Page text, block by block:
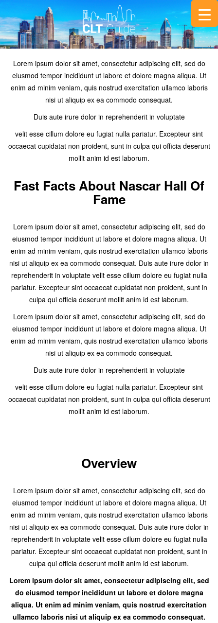
Lorem ipsum dolor sit amet, consectetur adipiscing elit, sed do
eiusmod tempor incididunt ut labore et dolore magna aliqua. Ut
enim ad minim veniam, quis nostrud exercitation ullamco laboris
nisi ut aliquip ex ea commodo consequat.
Duis aute irure dolor in reprehenderit in voluptate
velit esse cillum dolore eu fugiat nulla pariatur. Excepteur sint
occaecat cupidatat non proident, sunt in culpa qui officia deserunt
mollit anim id est laborum.
Fast Facts About Nascar Hall Of
Fame
Lorem ipsum dolor sit amet, consectetur adipiscing elit, sed do
eiusmod tempor incididunt ut labore et dolore magna aliqua. Ut
enim ad minim veniam, quis nostrud exercitation ullamco laboris
nisi ut aliquip ex ea commodo consequat. Duis aute irure dolor in
reprehenderit in voluptate velit esse cillum dolore eu fugiat nulla
pariatur. Excepteur sint occaecat cupidatat non proident, sunt in
culpa qui officia deserunt mollit anim id est laborum.
Lorem ipsum dolor sit amet, consectetur adipiscing elit, sed do
eiusmod tempor incididunt ut labore et dolore magna aliqua. Ut
enim ad minim veniam, quis nostrud exercitation ullamco laboris
nisi ut aliquip ex ea commodo consequat.
Duis aute irure dolor in reprehenderit in voluptate
velit esse cillum dolore eu fugiat nulla pariatur. Excepteur sint
occaecat cupidatat non proident, sunt in culpa qui officia deserunt
mollit anim id est laborum.
Overview
Lorem ipsum dolor sit amet, consectetur adipiscing elit, sed do
eiusmod tempor incididunt ut labore et dolore magna aliqua. Ut
enim ad minim veniam, quis nostrud exercitation ullamco laboris
nisi ut aliquip ex ea commodo consequat. Duis aute irure dolor in
reprehenderit in voluptate velit esse cillum dolore eu fugiat nulla
pariatur. Excepteur sint occaecat cupidatat non proident, sunt in
culpa qui officia deserunt mollit anim id est laborum.
Lorem ipsum dolor sit amet, consectetur adipiscing elit, sed
do eiusmod tempor incididunt ut labore et dolore magna
aliqua. Ut enim ad minim veniam, quis nostrud exercitation
ullamco laboris nisi ut aliquip ex ea commodo consequat.